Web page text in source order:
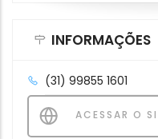
INFORMAÇÕES
(31) 99855 1601
ACESSAR O